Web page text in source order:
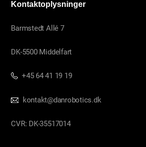
Kontaktoplysninger
Barmstedt Allé 7
DK-5500 Middelfart
+45 64 41 19 19
kontakt@danrobotics.dk
CVR: DK-35517014